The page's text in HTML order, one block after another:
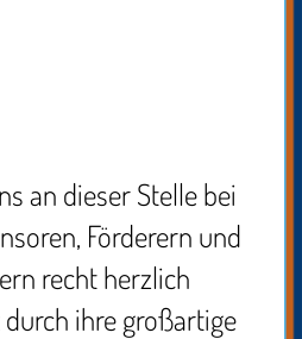
an dieser Stelle bei
Förderern und
recht herzlich
ihre großartige